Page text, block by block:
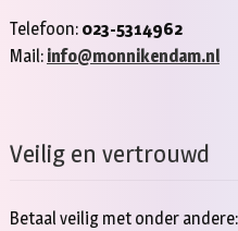
Telefoon: 023-5314962
Mail: info@monnikendam.nl
Veilig en vertrouwd
Betaal veilig met onder andere: